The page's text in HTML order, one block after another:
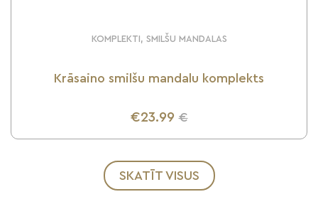
KOMPLEKTI, SMILŠU MANDALAS
Krāsaino smilšu mandalu komplekts
€23.99 €
UZZINI VAIRĀK
SKATĪT VISUS